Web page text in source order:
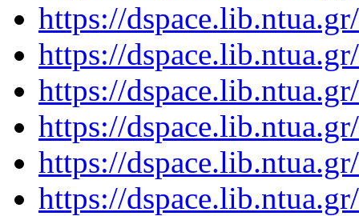
https://
https://
https://
https://
https://
https://